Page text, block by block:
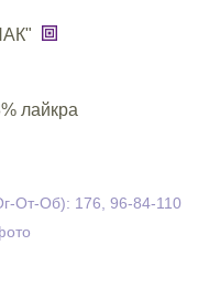
лайкра
От-Об): 176, 96-84-110